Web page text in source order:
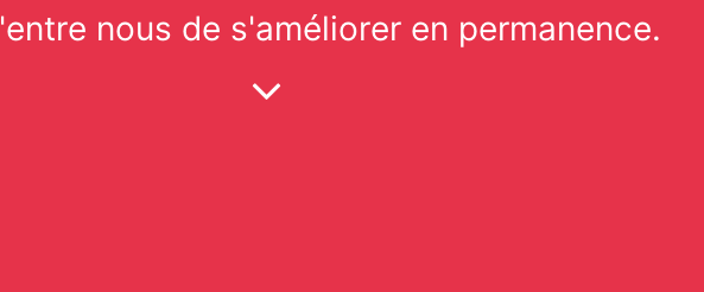
nous de s'améliorer en permanence.